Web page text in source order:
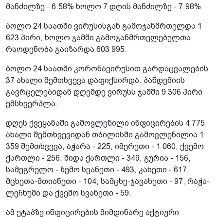
მანძილზე - 6.58% ხოლო 7 დღის მანძილზე - 7.98%.
ბოლო 24 საათში ვირუსისგან გამოჯანმრთელდა 1
623 პირი, ხოლო ჯამში გამოჯანმრთელებულთა
რაოდენობა გაიზარდა 603 995.
ბოლო 24 საათში კორონავირუსით გარდაცვალების
37 ახალი შემთხვევა დაფიქსირდა. პანდემიის
გავრცელებიდან დღემდე ვირუსს ჯამში 9 306 პირი
ემსხვერპლა.
დღეს ქვეყანაში გამოვლენილი ინფიცირების 4 775
ახალი შემთხვევიდან თბილისში გამოვლენილია 1
359 შემთხვევა, აჭარა - 225, იმერეთი - 1 060, ქვემო
ქართლი - 256, შიდა ქართლი - 349, გურია - 156,
სამეგრელო - ზემო სვანეთი - 493, კახეთი - 617,
მცხეთა-მთიანეთი - 104, სამცხე-ჯავახეთი - 97, რაჭა-
ლეჩხუმი და ქვემო სვანეთი - 59.
ამ ეტაპზე ინფიცირების მიმდინარე აქტიური